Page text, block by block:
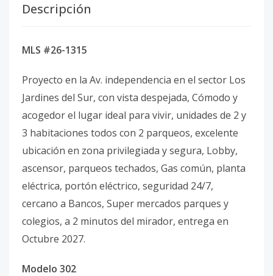
Descripción
MLS #26-1315
Proyecto en la Av. independencia en el sector Los
Jardines del Sur, con vista despejada, Cómodo y
acogedor el lugar ideal para vivir, unidades de 2 y
3 habitaciones todos con 2 parqueos, excelente
ubicación en zona privilegiada y segura, Lobby,
ascensor, parqueos techados, Gas común, planta
eléctrica, portón eléctrico, seguridad 24/7,
cercano a Bancos, Super mercados parques y
colegios, a 2 minutos del mirador, entrega en
Octubre 2027.
Modelo 302